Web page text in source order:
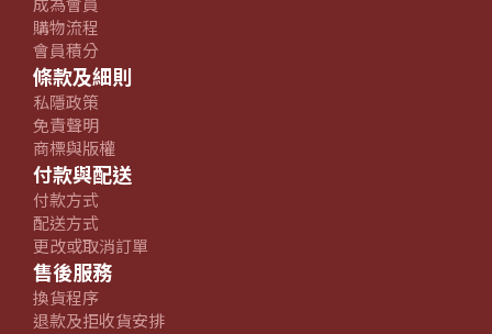
成為會員
購物流程
會員積分
條款及細則
私隱政策
免責聲明
商標與版權
付款與配送
付款方式
配送方式
更改或取消訂單
售後服務
換貨程序
退款及拒收貨安排